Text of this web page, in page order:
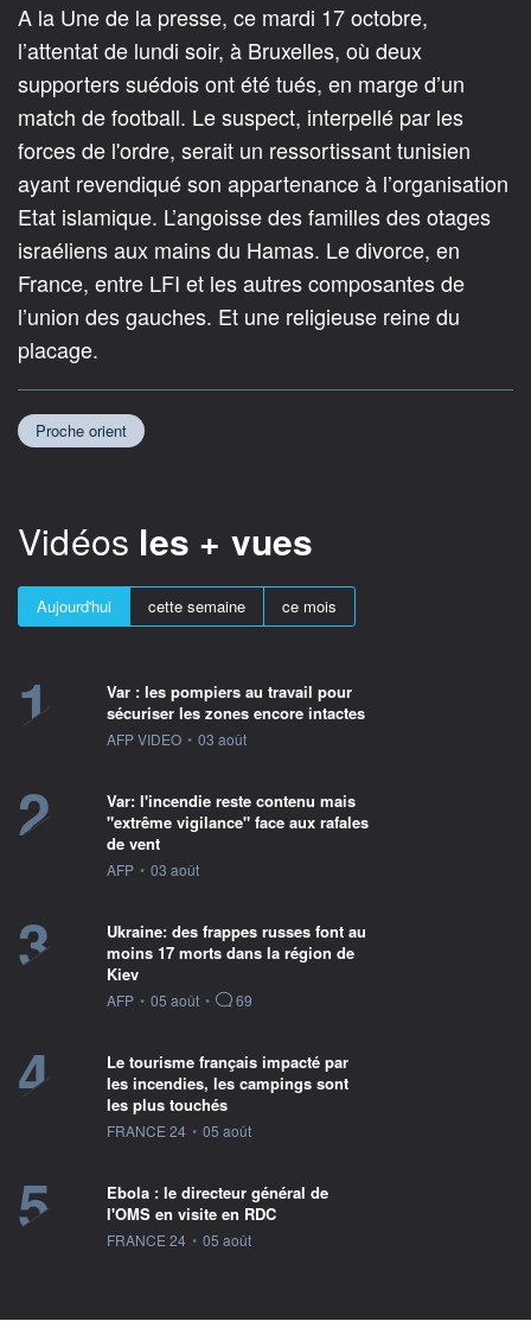
A la Une de la presse, ce mardi 17 octobre,
l’attentat de lundi soir, à Bruxelles, où deux
supporters suédois ont été tués, en marge d’un
match de football. Le suspect, interpellé par les
forces de l'ordre, serait un ressortissant tunisien
ayant revendiqué son appartenance à l’organisation
Etat islamique. L’angoisse des familles des otages
israéliens aux mains du Hamas. Le divorce, en
France, entre LFI et les autres composantes de
l’union des gauches. Et une religieuse reine du
placage.
Proche orient
Vidéos les + vues
Aujourd'hui cette semaine ce mois
1
Var : les pompiers au travail pour
sécuriser les zones encore intactes
information fournie par
AFP VIDEO • 03 août
2
Var: l'incendie reste contenu mais
"extrême vigilance" face aux rafales
de vent
information fournie par
AFP • 03 août
3
Ukraine: des frappes russes font au
moins 17 morts dans la région de
Kiev
information fournie par
AFP • 05 août • 69
4
Le tourisme français impacté par
les incendies, les campings sont
les plus touchés
information fournie par
FRANCE 24 • 05 août
5
Ebola : le directeur général de
l'OMS en visite en RDC
information fournie par
FRANCE 24 • 05 août